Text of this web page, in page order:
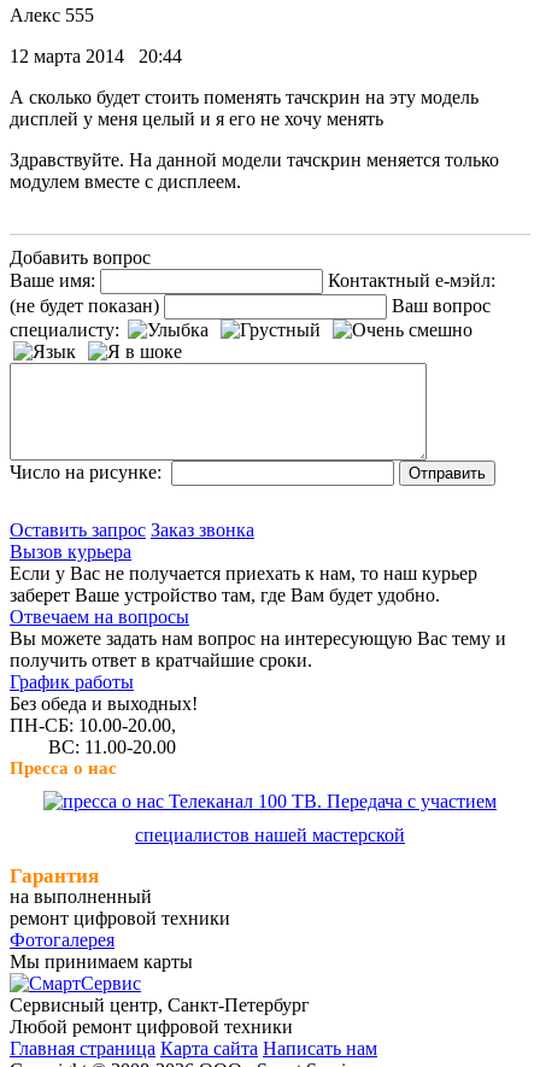
Алекс 555
12 марта 2014 20:44
А сколько будет стоить поменять тачскрин на эту модель
дисплей у меня целый и я его не хочу менять
Здравствуйте. На данной модели тачскрин меняется только
модулем вместе с дисплеем.
Добавить вопрос
Ваше имя:
Контактный е-мэйл:
(не будет показан)
Ваш вопрос
специалисту:
Число на рисунке:
Оставить запрос Заказ звонка
Вызов курьера
Если у Вас не получается приехать к нам, то наш курьер
заберет Ваше устройство там, где Вам будет удобно.
Отвечаем на вопросы
Вы можете задать нам вопрос на интересующую Вас тему и
получить ответ в кратчайшие сроки.
График работы
Без обеда и выходных!
ПН-СБ: 10.00-20.00,
ВС: 11.00-20.00
Пресса о нас
Телеканал 100 ТВ. Передача с участием
специалистов нашей мастерской
Гарантия
на выполненный
ремонт цифровой техники
Фотогалерея
Мы принимаем карты
Сервисный центр, Cанкт-Петербург
Любой ремонт цифровой техники
Главная страница Карта сайта Написать нам